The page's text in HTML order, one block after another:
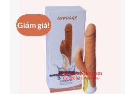
Giảm giá!